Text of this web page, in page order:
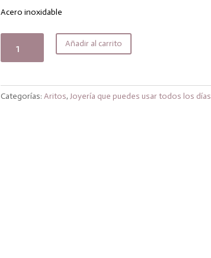
era:
Acero inoxidable
Rousse
Añadir al carrito
Categorías:Aritos,Joyería que puedes usar todos los días